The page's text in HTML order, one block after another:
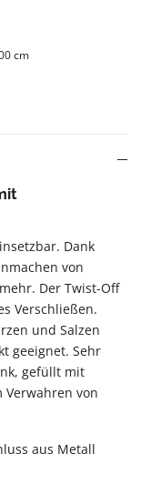
cm
Dank
von
Der Twist-Off
Verschließen.
und Salzen
geeignet. Sehr
gefüllt mit
von
aus Metall